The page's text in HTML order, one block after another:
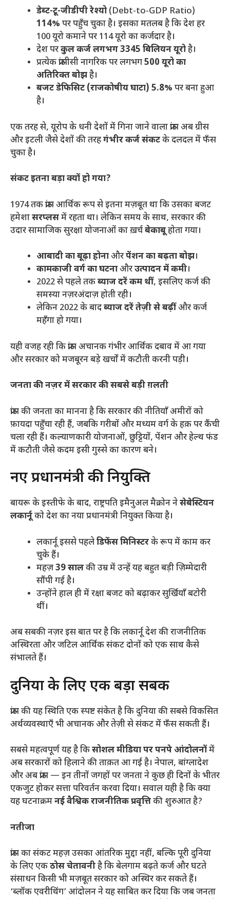
डेब्ट-टू-जीडीपी रेश्यो (Debt-to-GDP Ratio)
114% पर पहुँच चुका है। इसका मतलब है कि देश हर
100 यूरो कमाने पर 114 यूरो का कर्जदार है।
​देश परकुल कर्ज लगभग 3345 बिलियन यूरोहै।
​प्रत्येक फ्रांसीसी नागरिक पर लगभग500 यूरो का
अतिरिक्त बोझहै।
बजट डेफिसिट (राजकोषीय घाटा) 5.8% पर बना हुआ
है।
​एक तरह से, यूरोप के धनी देशों में गिना जाने वाला फ्रांस अब ग्रीस
और इटली जैसे देशों की तरहगंभीर कर्ज संकटके दलदल में फँस
चुका है।
संकट इतना बड़ा क्यों हो गया?
​1974 तक फ्रांस आर्थिक रूप से इतना मज़बूत था कि उसका बजट
हमेशासरप्लसमें रहता था। लेकिन समय के साथ, सरकार की
उदार सामाजिक सुरक्षा योजनाओं का ख़र्चबेकाबूहोता गया।
आबादी का बूढ़ा होनाऔरपेंशन का बढ़ता बोझ।
कामकाजी वर्ग का घटनाऔरउत्पादन में कमी।
​2022 से पहले तकब्याज दरें कम थीं, इसलिए कर्ज की
समस्या नज़रअंदाज़ होती रही।
​लेकिन 2022 के बादब्याज दरें तेज़ी से बढ़ींऔर कर्ज
महँगा हो गया।
​यही वजह रही कि फ्रांस अचानक गंभीर आर्थिक दबाव में आ गया
और सरकार को मजबूरन बड़े खर्चों में कटौती करनी पड़ी।
जनता की नज़र में सरकार की सबसे बड़ी ग़लती
​फ्रांस की जनता का मानना ​​है कि सरकार की नीतियाँ अमीरों को
फ़ायदा पहुँचा रही हैं, जबकि गरीबों और मध्यम वर्ग के हक़ पर कैंची
चला रही हैं। कल्याणकारी योजनाओं, छुट्टियों, पेंशन और हेल्थ फंड
में कटौती जैसे कदम इसी गुस्से का कारण बने।
​नए प्रधानमंत्री की नियुक्ति
​बायरू के इस्तीफे के बाद, राष्ट्रपति इमैनुअल मैक्रोन नेसेबेस्टियन
लकार्नूको देश का नया प्रधानमंत्री नियुक्त किया है।
​लकार्नू इससे पहलेडिफेंस मिनिस्टरके रूप में काम कर
चुके हैं।
​महज़39 सालकी उम्र में उन्हें यह बहुत बड़ी ज़िम्मेदारी
सौंपी गई है।
​उन्होंने हाल ही में रक्षा बजट को बढ़ाकर सुर्खियाँ बटोरी
थीं।
​अब सबकी नज़र इस बात पर है कि लकार्नू देश की राजनीतिक
अस्थिरता और जटिल आर्थिक संकट दोनों को एक साथ कैसे
संभालते हैं।
​दुनिया के लिए एक बड़ा सबक
​फ्रांस की यह स्थिति एक स्पष्ट संकेत है कि दुनिया की सबसे विकसित
अर्थव्यवस्थाएँ भी अचानक और तेज़ी से संकट में फँस सकती हैं।
​सबसे महत्वपूर्ण यह है किसोशल मीडिया पर पनपे आंदोलनोंमें
अब सरकारों को हिलाने की ताक़त आ गई है। नेपाल, बांग्लादेश
और अब फ्रांस — इन तीनों जगहों पर जनता ने कुछ ही दिनों के भीतर
एकजुट होकर सत्ता परिवर्तन करवा दिया। सवाल यही है कि क्या
यह घटनाक्रमनई वैश्विक राजनीतिक प्रवृत्तिकी शुरुआत है?
नतीजा
​फ्रांस का संकट महज़ उसका आंतरिक मुद्दा नहीं, बल्कि पूरी दुनिया
के लिए एकठोस चेतावनीहै कि बेलगाम बढ़ते कर्ज और घटते
संसाधन किसी भी मज़बूत सरकार को अस्थिर कर सकते हैं।
‘ब्लॉक एवरीथिंग’ आंदोलन ने यह साबित कर दिया कि जब जनता